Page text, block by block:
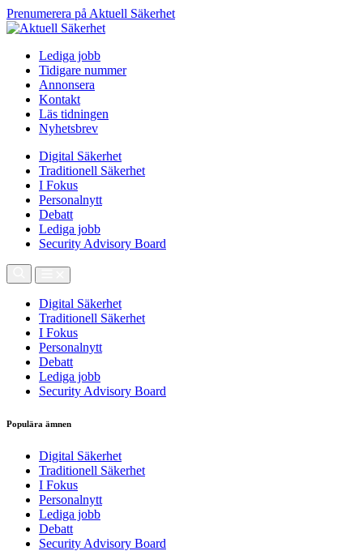
Prenumerera på Aktuell Säkerhet
Lediga jobb
Tidigare nummer
Annonsera
Kontakt
Läs tidningen
Nyhetsbrev
Digital Säkerhet
Traditionell Säkerhet
I Fokus
Personalnytt
Debatt
Lediga jobb
Security Advisory Board
Digital Säkerhet
Traditionell Säkerhet
I Fokus
Personalnytt
Debatt
Lediga jobb
Security Advisory Board
Populära ämnen
Digital Säkerhet
Traditionell Säkerhet
I Fokus
Personalnytt
Lediga jobb
Debatt
Security Advisory Board